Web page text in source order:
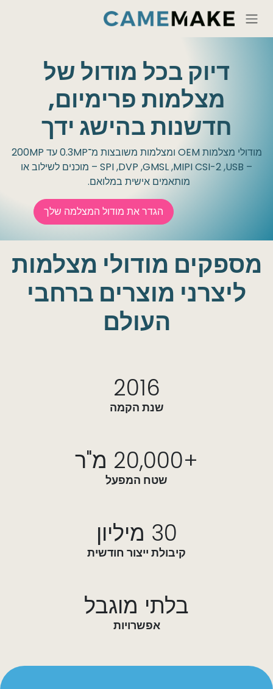
דיוק בכל מודול של
מצלמות פרימיום,
חדשנות בהישג ידך
מודולי מצלמות OEM ומצלמות משובצות מ־0.3MP עד 200MP
– ‏USB, ‏MIPI CSI-2, ‏GMSL, ‏DVP, ‏SPI – מוכנים לשילוב או
מותאמים אישית במלואם.
הגדר את מודול המצלמה שלך
מספקים מודולי מצלמות
ליצרני מוצרים ברחבי
העולם
2016
שנת הקמה
+20,000 מ"ר
שטח המפעל
30 מיליון
קיבולת ייצור חודשית
בלתי מוגבל
אפשרויות​